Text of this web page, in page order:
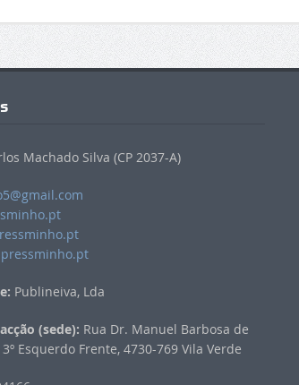
Machado Silva (CP 2037-A)
Publineiva, Lda
(sede): Rua Dr. Manuel Barbosa de
3º Esquerdo Frente, 4730-769 Vila Verde